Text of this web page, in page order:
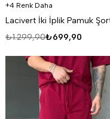
4 Renk Daha
₺699,90
₺1.299,90